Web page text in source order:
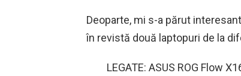
Deoparte, mi s-a părut
în revistă două laptopuri de la
LEGATE: ASUS ROG Flow